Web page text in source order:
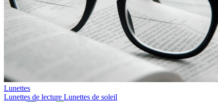
Lunettes
Lunettes de lecture Lunettes de soleil